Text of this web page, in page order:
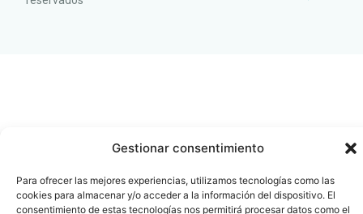
Gestionar consentimiento
Para ofrecer las mejores experiencias, utilizamos tecnologías como las
cookies para almacenar y/o acceder a la información del dispositivo. El
consentimiento de estas tecnologías nos permitirá procesar datos como el